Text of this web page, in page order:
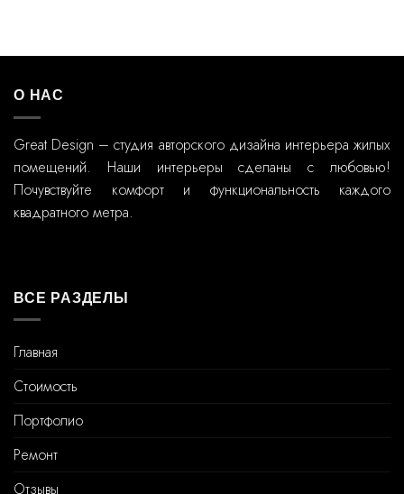
О НАС
Great Design – студия авторского дизайна интерьера жилых
помещений. Наши интерьеры сделаны с любовью!
Почувствуйте комфорт и функциональность каждого
квадратного метра.
ВСЕ РАЗДЕЛЫ
Главная
Стоимость
Портфолио
Ремонт
Отзывы